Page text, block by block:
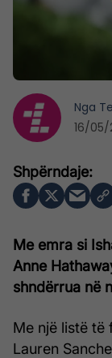
Me emra si
Anne
shndërrua në
Me një listë të
Lauren
Nga
16/05/